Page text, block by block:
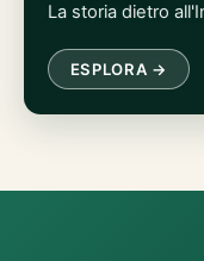
La storia dietro
ESPLORA →